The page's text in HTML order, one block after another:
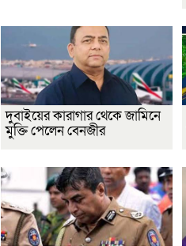
দুবাইয়ের কারাগার থেকে জামিনে
মুক্তি পেলেন বেনজীর